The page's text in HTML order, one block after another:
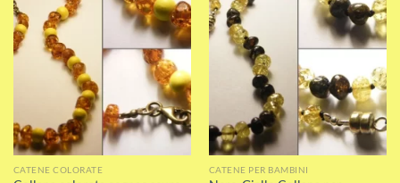
CATENE COLORATE CATENE PER BAMBINI